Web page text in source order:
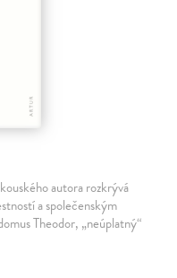
autora rozkrývá
a společenským
Theodor, „neúplatný“